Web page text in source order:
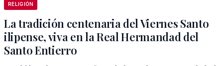
RELIGIÓN
La tradición centenaria del Viernes Santo
ilipense, viva en la Real Hermandad del
Santo Entierro